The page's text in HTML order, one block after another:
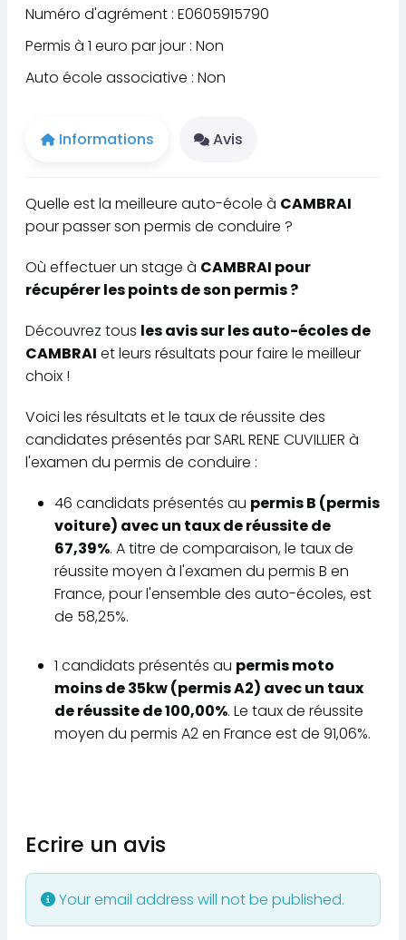
Numéro d'agrément : E0605915790
Permis à 1 euro par jour : Non
Auto école associative : Non
Informations Avis
Quelle est la meilleure auto-école à CAMBRAI
pour passer son permis de conduire ?
Où effectuer un stage à CAMBRAI pour
récupérer les points de son permis ?
Découvrez tous les avis sur les auto-écoles de
CAMBRAI et leurs résultats pour faire le meilleur
choix !
Voici les résultats et le taux de réussite des
candidates présentés par SARL RENE CUVILLIER à
l'examen du permis de conduire :
46 candidats présentés au permis B (permis
voiture) avec un taux de réussite de
67,39%. A titre de comparaison, le taux de
réussite moyen à l'examen du permis B en
France, pour l'ensemble des auto-écoles, est
de 58,25%.
1 candidats présentés au permis moto
moins de 35kw (permis A2) avec un taux
de réussite de 100,00%. Le taux de réussite
moyen du permis A2 en France est de 91,06%.
Ecrire un avis
Your email address will not be published.